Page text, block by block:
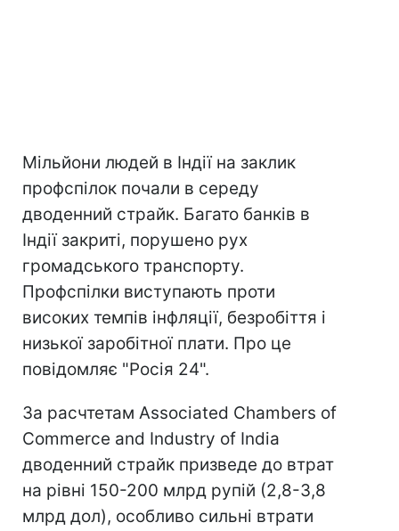
Мільйони людей в Індії на заклик
профспілок почали в середу
дводенний страйк. Багато банків в
Індії закриті, порушено рух
громадського транспорту.
Профспілки виступають проти
високих темпів інфляції, безробіття і
низької заробітної плати. Про це
повідомляє "Росія 24".
За расчтетам Associated Chambers of
Commerce and Industry of India
дводенний страйк призведе до втрат
на рівні 150-200 млрд рупій (2,8-3,8
млрд дол), особливо сильні втрати